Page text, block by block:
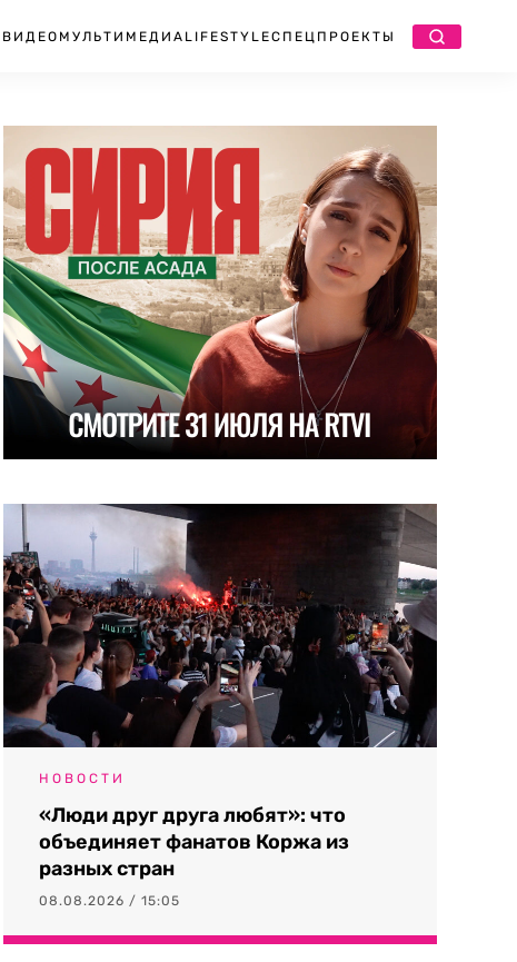
ВИДЕО МУЛЬТИМЕДИА LIFESTYLEСПЕЦПРОЕКТЫ
НОВОСТИ
«Люди друг друга любят»: что
объединяет фанатов Коржа из
разных стран
08.08.2026 / 15:05